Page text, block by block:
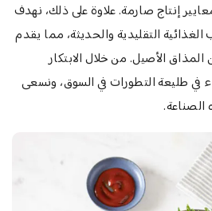
إنتاج صارمة. علاوة على ذلك، نهدف
التقليدية والحديثة، مما يقدم
الأصيل. من خلال الابتكار
في طليعة التطورات في السوق، ونسعى